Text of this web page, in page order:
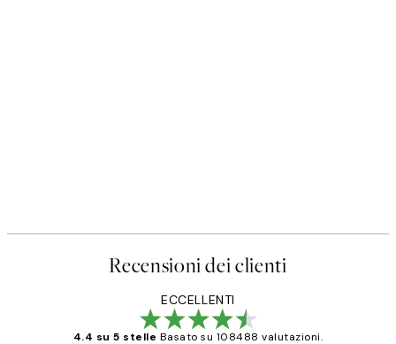
Recensioni dei clienti
ECCELLENTI
4.4 su 5 stelle Basato su 108488 valutazioni.